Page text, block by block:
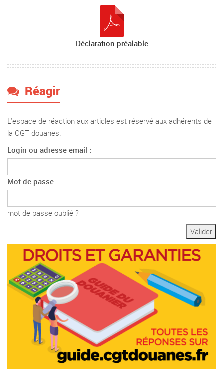
Déclaration préalable
Réagir
L'espace de réaction aux articles est réservé aux adhérents de
la CGT douanes.
Login ou adresse email :
Mot de passe :
mot de passe oublié ?